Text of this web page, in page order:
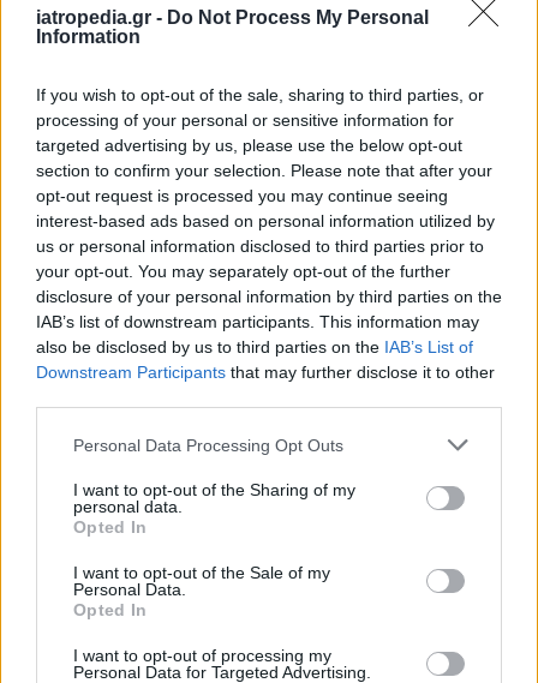
iatropedia.gr - Do Not Process My Personal
Information
If you wish to opt-out of the sale, sharing to third parties, or
processing of your personal or sensitive information for
targeted advertising by us, please use the below opt-out
section to confirm your selection. Please note that after your
opt-out request is processed you may continue seeing
interest-based ads based on personal information utilized by
us or personal information disclosed to third parties prior to
your opt-out. You may separately opt-out of the further
disclosure of your personal information by third parties on the
IAB’s list of downstream participants. This information may
also be disclosed by us to third parties on the IAB’s List of
Downstream Participants that may further disclose it to other
Personal Data Processing Opt Outs
I want to opt-out of the Sharing of my
personal data.
Opted In
I want to opt-out of the Sale of my
Personal Data.
Opted In
I want to opt-out of processing my
Personal Data for Targeted Advertising.
ΔΙΑΒΑΣΤΕ ΕΠΙΣΗΣ
σας από τον ιδρώτα
Υπερβολική εφίδρωση στις μασχάλες: Τι
μπορείτε να κάνετε – 6 λύσεις
Εξάνθημα στην μασχάλη: Θεραπεία και
πρόληψη – Τι να κάνετε στο σπίτι
Ξύρισμα: Τι να κάνετε για να μην προκαλείτε
ερεθισμό στο δέρμα